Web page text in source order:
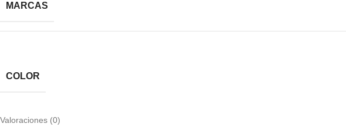
MARCAS
COLOR
Valoraciones (0)